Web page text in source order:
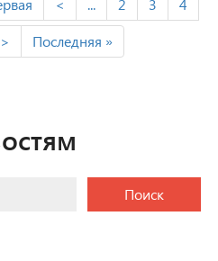
< ... 2 3
4
> Последняя »
Поиск